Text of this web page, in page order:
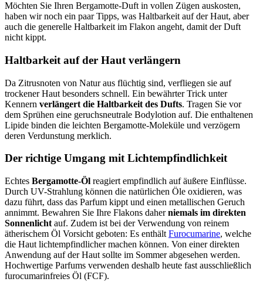
Möchten Sie Ihren Bergamotte-Duft in vollen Zügen auskosten,
haben wir noch ein paar Tipps, was Haltbarkeit auf der Haut, aber
auch die generelle Haltbarkeit im Flakon angeht, damit der Duft
nicht kippt.
Haltbarkeit auf der Haut verlängern
Da Zitrusnoten von Natur aus flüchtig sind, verfliegen sie auf
trockener Haut besonders schnell. Ein bewährter Trick unter
Kennern verlängert die Haltbarkeit des Dufts. Tragen Sie vor
dem Sprühen eine geruchsneutrale Bodylotion auf. Die enthaltenen
Lipide binden die leichten Bergamotte-Moleküle und verzögern
deren Verdunstung merklich.
Der richtige Umgang mit Lichtempfindlichkeit
Echtes Bergamotte-Öl reagiert empfindlich auf äußere Einflüsse.
Durch UV-Strahlung können die natürlichen Öle oxidieren, was
dazu führt, dass das Parfum kippt und einen metallischen Geruch
annimmt. Bewahren Sie Ihre Flakons daherniemals im direkten
Sonnenlicht auf. Zudem ist bei der Verwendung von reinem
ätherischem Öl Vorsicht geboten: Es enthält Furocumarine, welche
die Haut lichtempfindlicher machen können. Von einer direkten
Anwendung auf der Haut sollte im Sommer abgesehen werden.
Hochwertige Parfums verwenden deshalb heute fast ausschließlich
furocumarinfreies Öl (FCF).